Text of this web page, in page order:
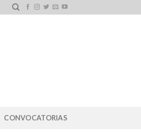
CONVOCATORIAS